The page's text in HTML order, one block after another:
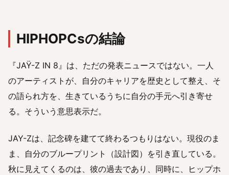
HIPHOPCsの結論
『JAŸ-Z IN 8』は、ただの発表ニュースではない。一人
のアーティストが、自分のキャリアを歴史として整え、そ
の語られ方を、生きているうちに自分の手元へ引き寄せ
る。そういう意思表示だ。
JAY-Zは、記念碑を建てて終わるつもりはない。現役のま
ま、自分のブループリント（設計図）を引き直している。
秋に見えてくるのは、彼の過去であり、同時に、ヒップホ